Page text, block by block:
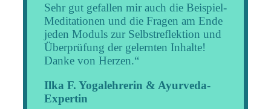
Sehr gut gefallen mir auch die Beispiel-
Meditationen und die Fragen am Ende
jeden Moduls zur Selbstreflektion und
Überprüfung der gelernten Inhalte!
Danke von Herzen.“
Ilka F. Yogalehrerin & Ayurveda-
Expertin